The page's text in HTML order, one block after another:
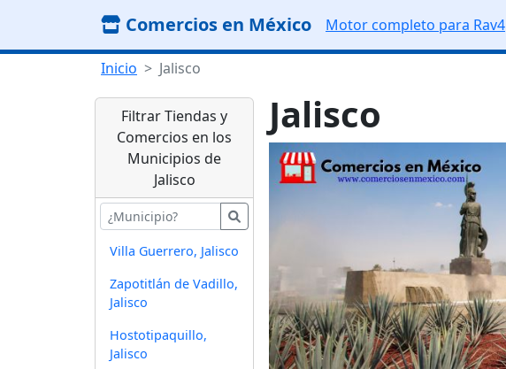
Comercios en México Motor completo para Rav4
Inicio Jalisco
Filtrar Tiendas y
Comercios en los
Municipios de
Jalisco
Villa Guerrero, Jalisco
Zapotitlán de Vadillo,
Jalisco
Hostotipaquillo,
Jalisco
Jalisco